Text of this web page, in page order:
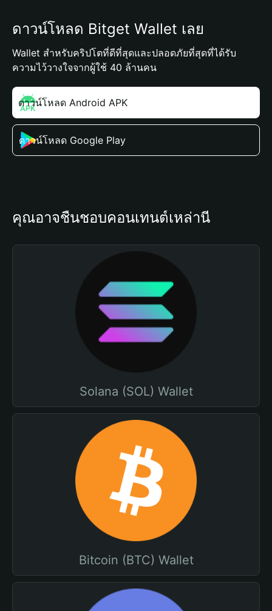
ดาวน์โหลด Bitget Wallet เลย
Wallet สำหรับคริปโตที่ดีที่สุดและปลอดภัยที่สุดที่ได้รับ
ความไว้วางใจจากผู้ใช้ 40 ล้านคน
ดาวน์โหลด Android APK
ดาวน์โหลด Google Play
คุณอาจชื่นชอบคอนเทนต์เหล่านี้
Solana (SOL) Wallet
Bitcoin (BTC) Wallet